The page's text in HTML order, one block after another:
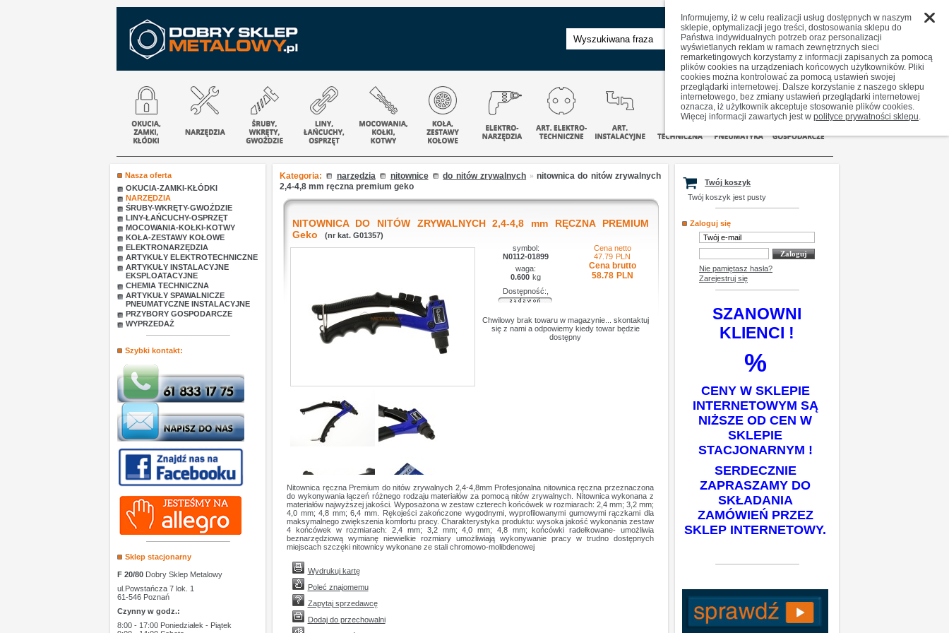
zaawansowane
Nasza oferta
OKUCIA-ZAMKI-KŁÓDKI
NARZĘDZIA
ŚRUBY-WKRĘTY-GWOŹDZIE
LINY-ŁAŃCUCHY-OSPRZĘT
MOCOWANIA-KOŁKI-KOTWY
KOŁA-ZESTAWY KOŁOWE
ELEKTRONARZĘDZIA
ARTYKUŁY ELEKTROTECHNICZNE
ARTYKUŁY INSTALACYJNE
EKSPLOATACYJNE
CHEMIA TECHNICZNA
ARTYKUŁY SPAWALNICZE
PNEUMATYCZNE INSTALACYJNE
PRZYBORY GOSPODARCZE
WYPRZEDAŻ
Szybki kontakt:
Sklep stacjonarny
F 20/80 Dobry Sklep Metalowy
ul.Powstańcza 7 lok. 1
61-546 Poznań
Czynny w godz.:
8:00 - 17:00 Poniedziałek - Piątek
Kategoria: narzędzia nitownice do nitów zrywalnych » nitownica do nitów zrywalnych
2,4-4,8 mm ręczna premium geko
NITOWNICA DO NITÓW ZRYWALNYCH 2,4-4,8 mm RĘCZNA PREMIUM
Geko
(nr kat. G01357)
symbol:
N0112-01899
waga:
0.600 kg
Dostępność:,
Cena netto
47.79 PLN
Cena brutto
58.78 PLN
Chwilowy brak towaru w magazynie... skontaktuj
się z nami a odpowiemy kiedy towar będzie
dostępny
Nitownica ręczna Premium do nitów zrywalnych 2,4-4,8mm Profesjonalna nitownica ręczna przeznaczona
do wykonywania łączeń różnego rodzaju materiałów za pomocą nitów zrywalnych. Nitownica wykonana z
materiałów najwyższej jakości. Wyposażona w zestaw czterech końcówek w rozmiarach: 2,4 mm; 3,2 mm;
4,0 mm; 4,8 mm; 6,4 mm. Rękojeści zakończone wygodnymi, wyprofilowanymi gumowymi rączkami dla
maksymalnego zwiększenia komfortu pracy. Charakterystyka produktu: wysoka jakość wykonania zestaw
4 końcówek w rozmiarach: 2,4 mm; 3,2 mm; 4,0 mm; 4,8 mm; końcówki radełkowane- umożliwia
beznarzędziową wymianę niewielkie rozmiary umożliwiają wykonywanie pracy w trudno dostępnych
miejscach szczęki nitownicy wykonane ze stali chromowo-molibdenowej
Wydrukuj kartę
Poleć znajomemu
Zapytaj sprzedawcę
Dodaj do przechowalni
Twój koszyk
Twój koszyk jest pusty
Zaloguj się
Nie pamiętasz hasła?
Zarejestruj się
SZANOWNI
KLIENCI !
%
CENY W SKLEPIE
INTERNETOWYM SĄ
NIŻSZE OD CEN W
SKLEPIE
STACJONARNYM !
SERDECZNIE
ZAPRASZAMY DO
SKŁADANIA
ZAMÓWIEŃ PRZEZ
SKLEP INTERNETOWY.
Informujemy, iż w celu realizacji usług dostępnych w naszym
sklepie, optymalizacji jego treści, dostosowania sklepu do
Państwa indywidualnych potrzeb oraz personalizacji
wyświetlanych reklam w ramach zewnętrznych sieci
remarketingowych korzystamy z informacji zapisanych za pomocą
plików cookies na urządzeniach końcowych użytkowników. Pliki
cookies można kontrolować za pomocą ustawień swojej
przeglądarki internetowej. Dalsze korzystanie z naszego sklepu
internetowego, bez zmiany ustawień przeglądarki internetowej
oznacza, iż użytkownik akceptuje stosowanie plików cookies.
Więcej informacji zawartych jest w polityce prywatności sklepu.